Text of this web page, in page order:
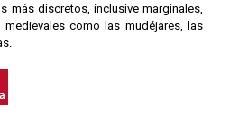
más discretos, inclusive marginales,
como las mudéjares, las